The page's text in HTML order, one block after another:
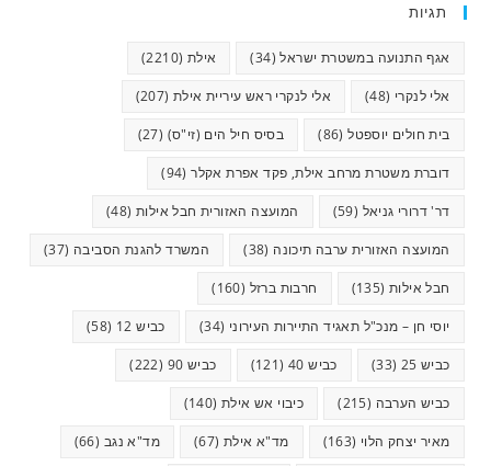
תגיות
אגף התנועה במשטרת ישראל(34) אילת (2210)
אלי לנקרי (48) אלי לנקרי ראש עיריית אילת (207)
בית חולים יוספטל(86) בסיס חיל הים (זי"ס) (27)
דוברת משטרת מרחב אילת, פקד אפרת אקלר(94)
דר' דרורי גניאל (59) המועצה האזורית חבל אילות (48)
המועצה האזורית ערבה תיכונה (38) המשרד להגנת הסביבה (37)
חבל אילות (135) חרבות ברזל (160)
יוסי חן – מנכ"ל תאגיד התיירות העירוני (34) כביש 12 (58)
כביש 25 (33) כביש 40 (121) כביש 90 (222)
כביש הערבה (215) כיבוי אש אילת (140)
מאיר יצחק הלוי (163) מד"א אילת (67) מד"א נגב (66)